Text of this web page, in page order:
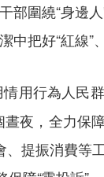
圍繞“身邊
把好“紅線”、
用行為人民
夜，全力保
提振消費